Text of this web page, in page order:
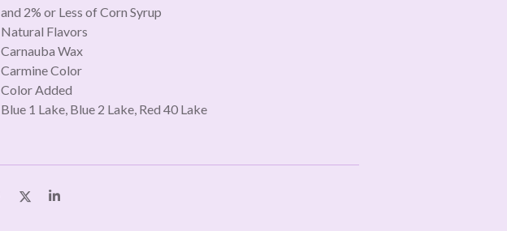
and 2% or Less of Corn Syrup
Natural Flavors
Carnauba Wax
Carmine Color
Color Added
Blue 1 Lake, Blue 2 Lake, Red 40 Lake
D
S